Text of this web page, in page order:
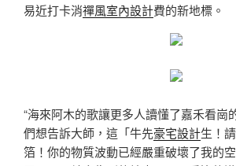
易近打卡消禪風室內設計費的新地標。
“海來阿木的歌讓更多人讀懂了嘉禾看崗
們想告訴大師，這「牛先豪宅設計生！
箔！你的物質波動已經嚴重破壞了我的空